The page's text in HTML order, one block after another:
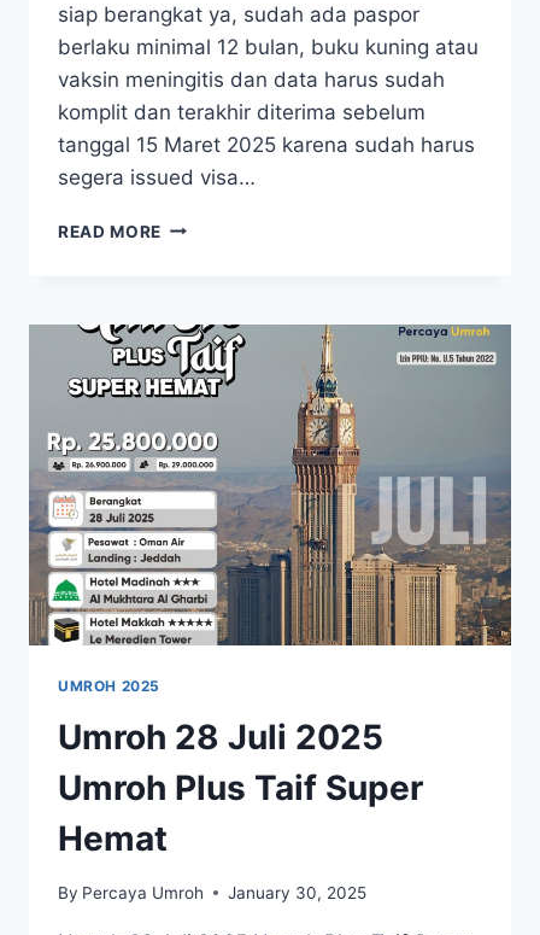
siap berangkat ya, sudah ada paspor
berlaku minimal 12 bulan, buku kuning atau
vaksin meningitis dan data harus sudah
komplit dan terakhir diterima sebelum
tanggal 15 Maret 2025 karena sudah harus
segera issued visa…
READ MORE UMROH
SPESIAL
10
APRIL
2025
UMROH 2025
Umroh 28 Juli 2025
Umroh Plus Taif Super
Hemat
By Percaya Umroh January 30, 2025